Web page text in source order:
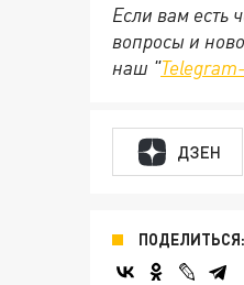
Если вам есть
вопросы и
наш "
ДЗЕН
ПОДЕЛИТЬСЯ: